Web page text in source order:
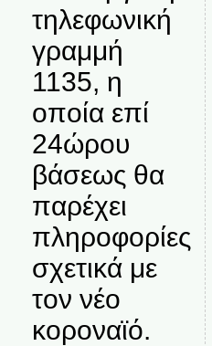
τηλεφωνική
γραμμή
1135, η
οποία επί
24ώρου
βάσεως θα
παρέχει
πληροφορίες
σχετικά με
τον νέο
κοροναϊό.